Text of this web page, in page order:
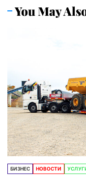
You May
БИЗНЕС НОВОСТИ